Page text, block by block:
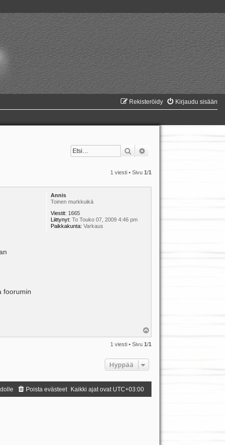
Kirjaudu sisään
Rekisteröidy
Etsi
1 viesti • Sivu1/1
Annis
Toinen murkkuikä
Viestit: 1665
Liittynyt: To Touko 07, 2009 4:46 pm
Paikkakunta: Varkaus
foorumin
l
ö
1 viesti • Sivu1/1
Hyppää
Kaikki ajat ovat UTC+03:00
Poista evästeet